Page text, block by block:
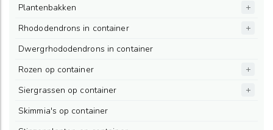
Plantenbakken
Rhododendrons in container
Dwergrhododendrons in container
Rozen op container
Siergrassen op container
Skimmia's op container